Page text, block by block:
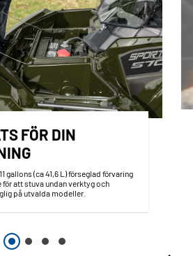
FÖR DIN
gallons (ca 41,6 L) förseglad förvaring
att stuva undan verktyg och
på utvalda modeller.